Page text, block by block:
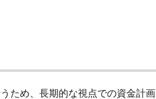
ため、長期的な視点での資金計画